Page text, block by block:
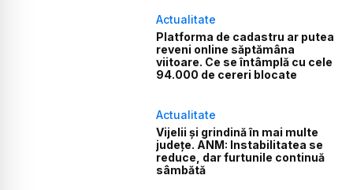
Actualitate
Platforma de cadastru ar putea
reveni online săptămâna
viitoare. Ce se întâmplă cu cele
94.000 de cereri blocate
Actualitate
Vijelii și grindină în mai multe
județe. ANM: Instabilitatea se
reduce, dar furtunile continuă
sâmbătă